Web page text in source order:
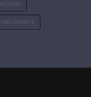
DEL CLIENTE